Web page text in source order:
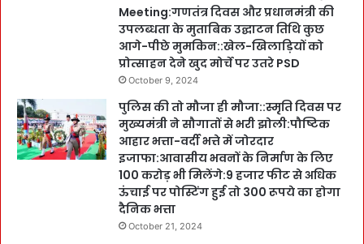
Meeting:गणतंत्र दिवस और प्रधानमंत्री की
उपलब्धता के मुताबिक उद्घाटन तिथि कुछ
आगे-पीछे मुमकिन::खेल-खिलाड़ियों को
प्रोत्साहन देने खुद मोर्चे पर उतरे PSD
October 9, 2024
पुलिस की तो मौजा ही मौजा::स्मृति दिवस पर
मुख्यमंत्री ने सौगातों से भरी झोली:पौष्टिक
आहार भत्ता-वर्दी भत्ते में जोरदार
इजाफा:आवासीय भवनों के निर्माण के लिए
100 करोड़ भी मिलेंगे:9 हजार फीट से अधिक
ऊंचाई पर पोस्टिंग हुई तो 300 रूपये का होगा
दैनिक भत्ता
October 21, 2024